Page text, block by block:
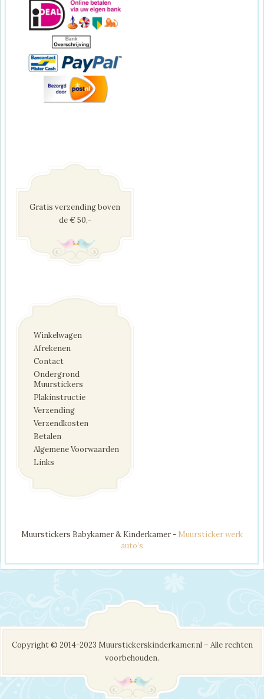
Gratis verzending boven
de € 50,-
Winkelwagen
Afrekenen
Contact
Ondergrond
Muurstickers
Plakinstructie
Verzending
Verzendkosten
Betalen
Algemene Voorwaarden
Links
Muurstickers Babykamer & Kinderkamer - Muursticker werk
auto’s
Copyright © 2014-2023 Muurstickerskinderkamer.nl – Alle rechten
voorbehouden.